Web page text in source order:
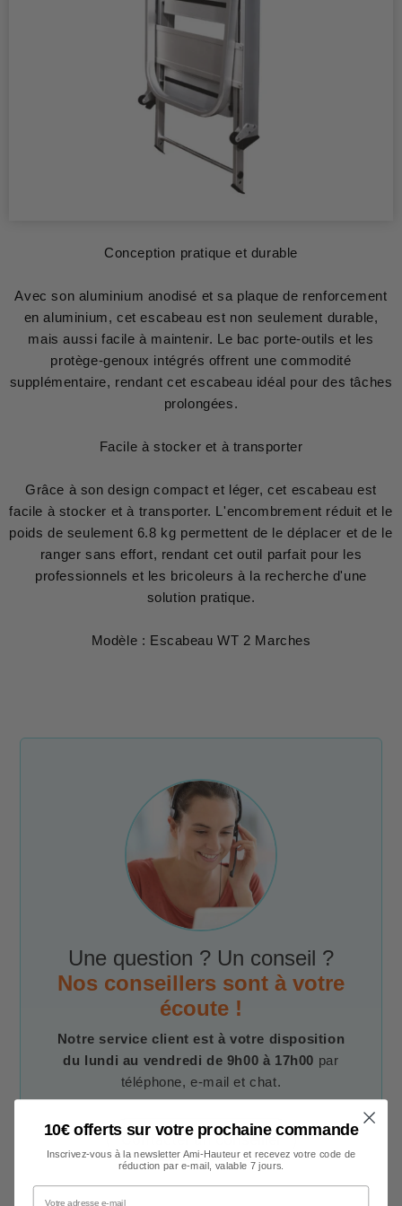
Conception pratique et durable
Avec son aluminium anodisé et sa plaque de renforcement
en aluminium, cet escabeau est non seulement durable,
mais aussi facile à maintenir. Le bac porte-outils et les
protège-genoux intégrés offrent une commodité
supplémentaire, rendant cet escabeau idéal pour des tâches
prolongées.
Facile à stocker et à transporter
Grâce à son design compact et léger, cet escabeau est
facile à stocker et à transporter. L'encombrement réduit et le
poids de seulement 6.8 kg permettent de le déplacer et de le
ranger sans effort, rendant cet outil parfait pour les
professionnels et les bricoleurs à la recherche d'une
solution pratique.
Modèle : Escabeau WT 2 Marches
Une question ? Un conseil ?
Nos conseillers sont à votre
écoute !
Notre service client est à votre disposition
du lundi au vendredi de 9h00 à 17h00 par
téléphone, e-mail et chat.
Contacter un conseiller
10€ offerts sur votre prochaine commande
Inscrivez-vous à la newsletter Ami-Hauteur et recevez votre code de
réduction par e-mail, valable 7 jours.
Votre adresse e-mail